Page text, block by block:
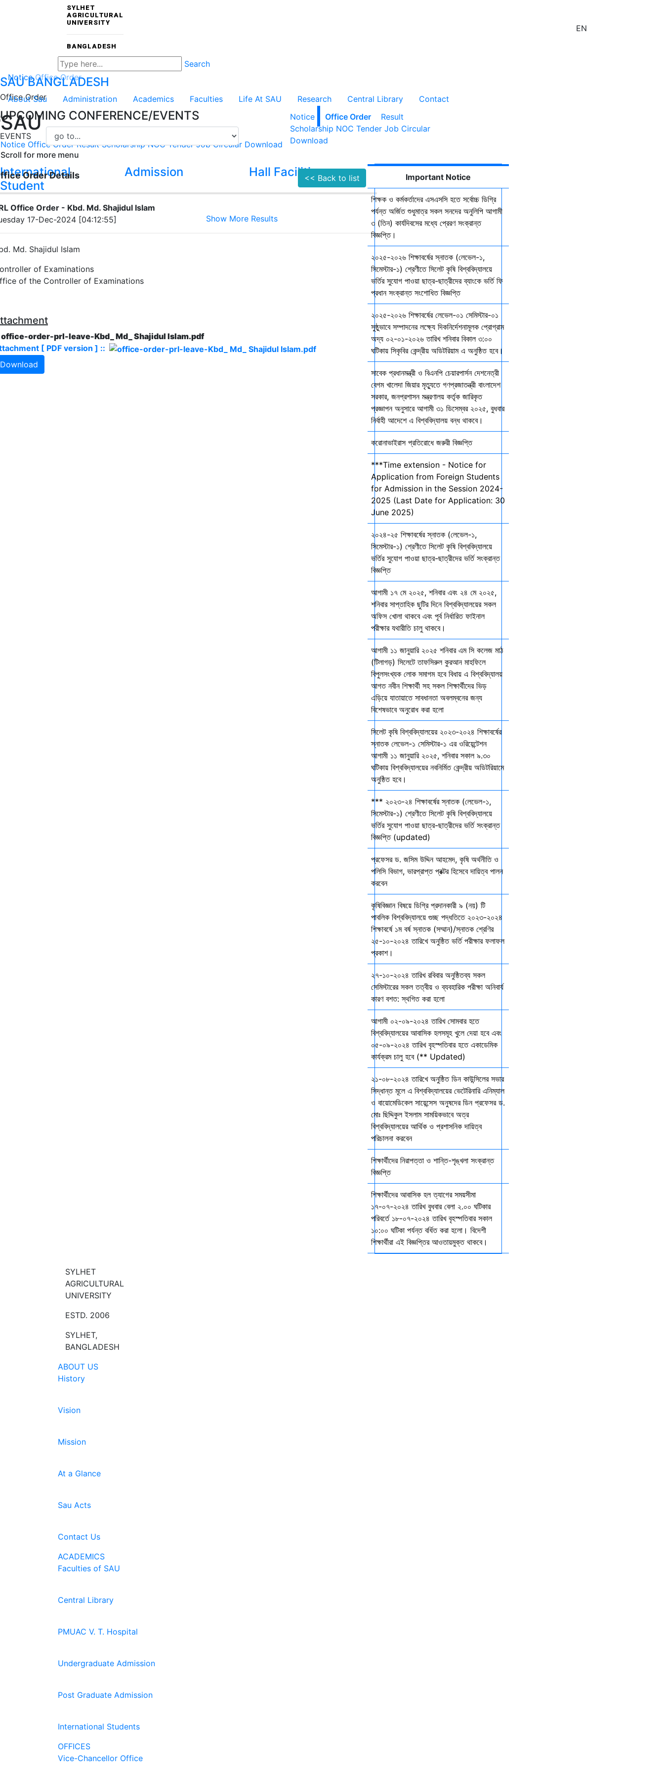
SYLHET
AGRICULTURAL
UNIVERSITY
BANGLADESH
EN
Search
SAUBANGLADESH
About Sau Administration Academics Faculties Life At SAU Research Central Library Contact
UPCOMING CONFERENCE/EVENTS
EVENTS
International
Student
Admission Hall Facilities Campus Facilities
Show More Results
Notice Office Order
Office Order
SAU
Notice Office Order Result Scholarship NOC Tender Job Circular Download
Scroll for more menu
Notice Office Order
Result
Scholarship NOC Tender Job Circular
Download
Order Details << Back to list
Office Order - Kbd. Md. Shajidul Islam
17-Dec-2024 [04:12:55]
Md. Shajidul Islam
of Examinations
of the Controller of Examinations
office-order-prl-leave-Kbd_ Md_ Shajidul Islam.pdf
[ PDF version ] ::
Download
Important Notice
শিক্ষক ও কর্মকর্তাদের এসএসসি হতে সর্বোচ্চ ডিগ্রি
পর্যন্ত অর্জিত শুধুমাত্র সকল সনদের অনুলিপি আগামী
৩ (তিন) কার্যদিবসের মধ্যে প্রেরণ সংক্রান্ত
বিজ্ঞপ্তি।
২০২৫-২০২৬ শিক্ষাবর্ষের স্নাতক (লেভেল-১,
সিমেস্টার-১) শ্রেণীতে সিলেট কৃষি বিশ্ববিদ্যালয়ে
ভর্তির সুযোগ পাওয়া ছাত্র-ছাত্রীদের ব্যাংকে ভর্তি ফি
প্রধান সংক্রান্ত সংশোধিত বিজ্ঞপ্তি
২০২৫-২০২৬ শিক্ষাবর্ষের লেভেল-০১ সেমিস্টার-০১
সুষ্ঠুভাবে সম্পাদনের লক্ষ্যে দিকনির্দেশনামূলক প্রোগ্রাম
অদ্য ০২-০১-২০২৬ তারিখ শনিবার বিকাল ৩:০০
ঘটিকায় সিকৃবির কেন্দ্রীয় অডিটরিয়াম এ অনুষ্ঠিত হবে।
সাবেক প্রধানমন্ত্রী ও বিএনপি চেয়ারপার্সন দেশনেত্রী
বেগম খালেদা জিয়ার মৃত্যুতে গণপ্রজাতন্ত্রী বাংলাদেশ
সরকার, জনপ্রশাসন মন্ত্রণালয় কর্তৃক জারিকৃত
প্রজ্ঞাপন অনুসারে আগামী ৩১ ডিসেম্বর ২০২৫, বুধবার
নির্বাহী আদেশে এ বিশ্ববিদ্যালয় বন্ধ থাকবে।
করোনাভাইরাস প্রতিরোধে জরুরী বিজ্ঞপ্তি
***Time extension - Notice for
Application from Foreign Students
for Admission in the Session 2024-
2025 (Last Date for Application: 30
June 2025)
২০২৪-২৫ শিক্ষাবর্ষের স্নাতক (লেভেল-১,
সিমেস্টার-১) শ্রেণীতে সিলেট কৃষি বিশ্ববিদ্যালয়ে
ভর্তির সুযোগ পাওয়া ছাত্র-ছাত্রীদের ভর্তি সংক্রান্ত
বিজ্ঞপ্তি
আগামী ১৭ মে ২০২৫, শনিবার এবং ২৪ মে ২০২৫,
শনিবার সাপ্তাহিক ছুটির দিনে বিশ্ববিদ্যালয়ের সকল
অফিস খোলা থাকবে এবং পূর্ব নির্ধারিত ফাইনাল
পরীক্ষার যথারীতি চালু থাকবে।
আগামী ১১ জানুয়ারি ২০২৫ শনিবার এম সি কলেজ মাঠ
(টিলাগড়) সিলেটে তাফসিরুল কুরআন মাহফিলে
বিপুলসংখ্যক লোক সমাগম হবে বিধায় এ বিশ্ববিদ্যালয়
আগত নবীন শিক্ষার্থী সহ সকল শিক্ষার্থীদের ভিড়
এড়িয়ে যাতায়াতে সাবধানতা অবলম্বনের জন্য
বিশেষভাবে অনুরোধ করা হলো
সিলেট কৃষি বিশ্ববিদ্যালয়ের ২০২৩-২০২৪ শিক্ষাবর্ষের
স্নাতক লেভেল-১ সেমিস্টার-১ এর ওরিয়েন্টেশন
আগামী ১১ জানুয়ারি ২০২৫, শনিবার সকাল ৯.৩০
ঘটিকায় বিশ্ববিদ্যালয়ের নবনির্মিত কেন্দ্রীয় অডিটরিয়ামে
অনুষ্ঠিত হবে।
*** ২০২৩-২৪ শিক্ষাবর্ষের স্নাতক (লেভেল-১,
সিমেস্টার-১) শ্রেণীতে সিলেট কৃষি বিশ্ববিদ্যালয়ে
ভর্তির সুযোগ পাওয়া ছাত্র-ছাত্রীদের ভর্তি সংক্রান্ত
বিজ্ঞপ্তি (updated)
প্রফেসর ড. জসিম উদ্দিন আহমেদ, কৃষি অর্থনীতি ও
পলিসি বিভাগ, ভারপ্রাপ্ত প্রক্টর হিসেবে দায়িত্ব পালন
করবেন
কৃষিবিজ্ঞান বিষয়ে ডিগ্রি প্রদানকারী ৯ (নয়) টি
পাবলিক বিশ্ববিদ্যালয়ে গুচ্ছ পদ্ধতিতে ২০২৩-২০২৪
শিক্ষাবর্ষে ১ম বর্ষ স্নাতক (সম্মান)/স্নাতক শ্রেণির
২৫-১০-২০২৪ তারিখে অনুষ্ঠিত ভর্তি পরীক্ষার ফলাফল
প্রকাশ।
২৭-১০-২০২৪ তারিখ রবিবার অনুষ্ঠিতব্য সকল
সেমিস্টারের সকল তত্বীয় ও ব্যবহারিক পরীক্ষা অনিবার্য
কারণ বশত: স্থগিত করা হলো
আগামী ০২-০৯-২০২৪ তারিখ সোমবার হতে
বিশ্ববিদ্যালয়ের আবাসিক হলসমূহ খুলে দেয়া হবে এবং
০৫-০৯-২০২৪ তারিখ বৃহস্পতিবার হতে একাডেমিক
কার্যক্রম চালু হবে (** Updated)
২১-০৮-২০২৪ তারিখে অনুষ্ঠিত ডিন কাউন্সিলের সভার
সিদ্ধান্ত মূলে এ বিশ্ববিদ্যালয়ের ভেটেরিনারি এনিম্যাল
ও বায়োমেডিকেল সায়েন্সেস অনুষদের ডিন প্রফেসর ড.
মোঃ ছিদ্দিকুল ইসলাম সাময়িকভাবে অত্র
বিশ্ববিদ্যালয়ের আর্থিক ও প্রশাসনিক দায়িত্ব
পরিচালনা করবেন
শিক্ষার্থীদের নিরাপত্তা ও শান্তি-শৃঙ্খলা সংক্রান্ত
বিজ্ঞপ্তি
শিক্ষার্থীদের আবাসিক হল ত্যাগের সময়সীমা
১৭-০৭-২০২৪ তারিখ বুধবার বেলা ২.০০ ঘটিকার
পরিবর্তে ১৮-০৭-২০২৪ তারিখ বৃহস্পতিবার সকাল
১০:০০ ঘটিকা পর্যন্ত বর্ধিত করা হলো। বিদেশী
শিক্ষার্থীরা এই বিজ্ঞপ্তির আওতায়মুক্ত থাকবে।
SYLHET
AGRICULTURAL
UNIVERSITY
ESTD. 2006
SYLHET,
BANGLADESH
ABOUT US
History
Vision
Mission
At a Glance
Sau Acts
Contact Us
ACADEMICS
Faculties of SAU
Central Library
PMUAC V. T. Hospital
Undergraduate Admission
Post Graduate Admission
International Students
OFFICES
Vice-Chancellor Office